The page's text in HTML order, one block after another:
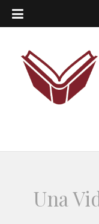
Una